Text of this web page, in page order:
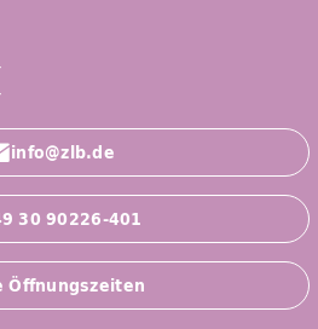
info@zlb.de
30 90226-401
Öffnungszeiten